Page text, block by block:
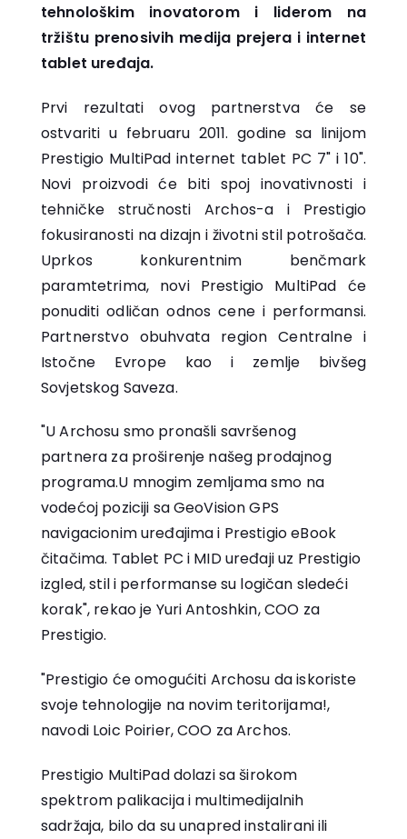
tehnološkim inovatorom i liderom na
tržištu prenosivih medija prejera i internet
tablet uređaja.
Prvi rezultati ovog partnerstva će se
ostvariti u februaru 2011. godine sa linijom
Prestigio MultiPad internet tablet PC 7" i 10".
Novi proizvodi će biti spoj inovativnosti i
tehničke stručnosti Archos-a i Prestigio
fokusiranosti na dizajn i životni stil potrošača.
Uprkos konkurentnim benčmark
paramtetrima, novi Prestigio MultiPad će
ponuditi odličan odnos cene i performansi.
Partnerstvo obuhvata region Centralne i
Istočne Evrope kao i zemlje bivšeg
Sovjetskog Saveza.
"U Archosu smo pronašli savršenog
partnera za proširenje našeg prodajnog
programa.U mnogim zemljama smo na
vodećoj poziciji sa GeoVision GPS
navigacionim uređajima i Prestigio eBook
čitačima. Tablet PC i MID uređaji uz Prestigio
izgled, stil i performanse su logičan sledeći
korak", rekao je Yuri Antoshkin, COO za
Prestigio.
"Prestigio će omogućiti Archosu da iskoriste
svoje tehnologije na novim teritorijama!,
navodi Loic Poirier, COO za Archos.
Prestigio MultiPad dolazi sa širokom
spektrom palikacija i multimedijalnih
sadržaja, bilo da su unapred instalirani ili